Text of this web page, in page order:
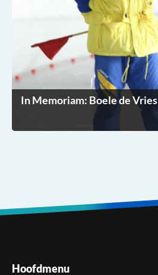
In Memoriam: Boele de Vries
Hoofdmenu